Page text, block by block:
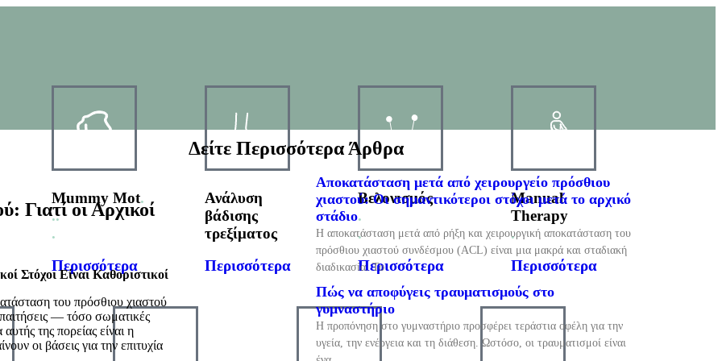
Mummy Mot.
..
.
Περισσότερα
Ανάλυση
βάδισης
τρεξίματος
Περισσότερα
Βελονισμός
.
.
Περισσότερα
Manual
Therapy
.
Περισσότερα
Γιατί οι Αρχικοί
Στόχοι Είναι Καθοριστικοί
του πρόσθιου χιαστού
— τόσο σωματικές
της πορείας είναι η
οι βάσεις για την επιτυχία
Δείτε Περισσότερα Άρθρα
Αποκατάσταση μετά από χειρουργείο πρόσθιου
χιαστού: Οι σημαντικότεροι στόχοι μετά το αρχικό
στάδιο
Η αποκατάσταση μετά από ρήξη και χειρουργική αποκατάσταση του
πρόσθιου χιαστού συνδέσμου (ACL) είναι μια μακρά και σταδιακή
διαδικασία. Το
Πώς να αποφύγεις τραυματισμούς στο
γυμναστήριο
Η προπόνηση στο γυμναστήριο προσφέρει τεράστια οφέλη για την
υγεία, την ενέργεια και τη διάθεση. Ωστόσο, οι τραυματισμοί είναι